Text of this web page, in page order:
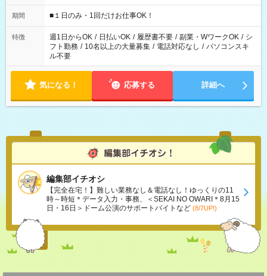
etc ★最短で3時間で5,120円のお仕事から 15時間で2万円近く稼
げるお仕事も！ ご希望のお時間に合わせてご紹介！ ※シフトは
ください！
期間 ■１日のみ・1回だけお仕事OK！
特徴 週1日からOK / 日払いOK / 履歴書不要 / 副業・WワークOK / シ
フト勤務 / 10名以上の大量募集 / 電話対応なし / パソコンスキ
ル不要
気になる！ 応募する 詳細へ
編集部イチオシ
【完全在宅！】難しい業務なし＆電話なし！ゆっくりの11
時～時短＊データ入力・事務、＜SEKAI NO OWARI＊8月15
日・16日＞ドーム公演のサポートバイトなど (8/7UP!)